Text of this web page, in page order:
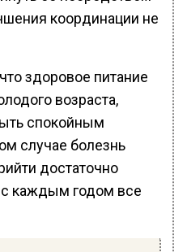
координации не
здоровое питание
возраста,
спокойным
случае болезнь
достаточно
с каждым годом все